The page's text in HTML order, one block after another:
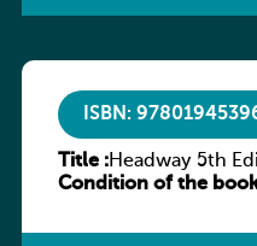
ISBN:
Title :Headway 5th
Workbook
Condition of the